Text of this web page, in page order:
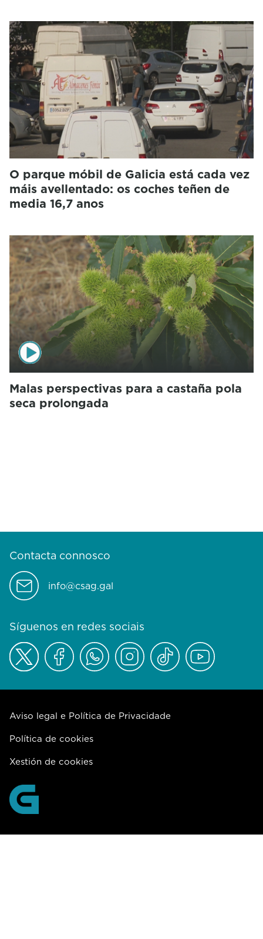
O parque móbil de Galicia está cada vez
máis avellentado: os coches teñen de
media 16,7 anos
Malas perspectivas para a castaña pola
seca prolongada
Contacta connosco
info@csag.gal
Síguenos en redes sociais
Aviso legal e Política de Privacidade
Política de cookies
Xestión de cookies